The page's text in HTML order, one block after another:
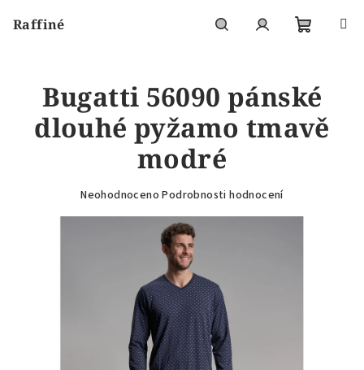
Raffiné
košík
Bugatti 56090 pánské
dlouhé pyžamo tmavě
modré
Průměrné
hvězdiček.
Neohodnoceno Podrobnosti hodnocení